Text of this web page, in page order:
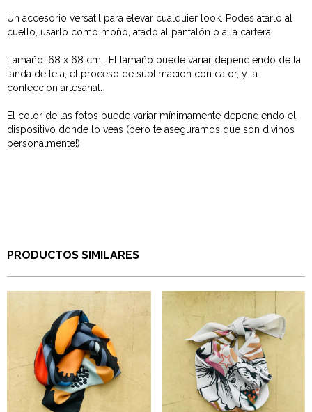
Un accesorio versátil para elevar cualquier look. Podes atarlo al
cuello, usarlo como moño, atado al pantalón o a la cartera.
Tamaño: 68 x 68 cm. El tamaño puede variar dependiendo de la
tanda de tela, el proceso de sublimacion con calor, y la
confección artesanal.
El color de las fotos puede variar mínimamente dependiendo el
dispositivo donde lo veas (pero te aseguramos que son divinos
personalmente!)
PRODUCTOS SIMILARES